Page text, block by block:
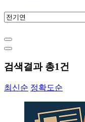
검색결과 총1건
최신순 정확도순